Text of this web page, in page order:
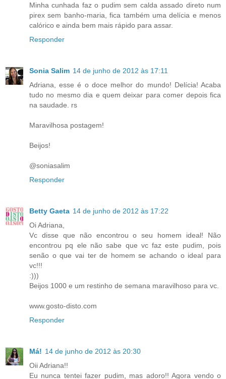
Minha cunhada faz o pudim sem calda assado direto num
pirex sem banho-maria, fica também uma delícia e menos
calórico e ainda bem mais rápido para assar.
Responder
Sonia Salim 14 de junho de 2012 às 17:11
Adriana, esse é o doce melhor do mundo! Delícia! Acaba
tudo no mesmo dia e quem deixar para comer depois fica
na saudade. rs
Maravilhosa postagem!
Beijos!
@soniasalim
Responder
Betty Gaeta 14 de junho de 2012 às 17:22
Oi Adriana,
Vc disse que não encontrou o seu homem ideal! Não
encontrou pq ele não sabe que vc faz este pudim, pois
senão o que vai ter de homem se achando o ideal para
vc!!!
:)))
Beijos 1000 e um restinho de semana maravilhoso para vc.
www.gosto-disto.com
Responder
Má! 14 de junho de 2012 às 20:30
Oii Adriana!!
Eu nunca tentei fazer pudim, mas adoro!! Agora vendo o